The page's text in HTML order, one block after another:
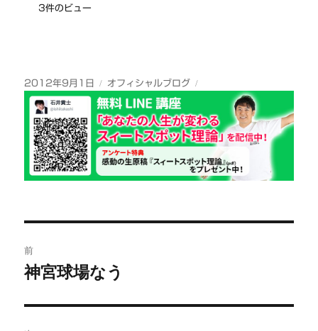
3件のビュー
投
稿
2012年9月1日
カ
テ
ゴ
リ
ー
オフィシャルブログ
稿
ビ
前
前
神宮球場なう